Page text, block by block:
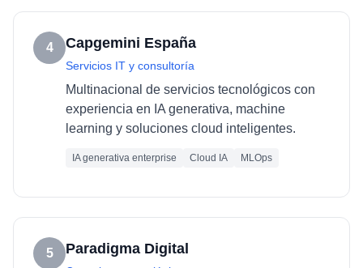
4 Capgemini España
Servicios IT y consultoría
Multinacional de servicios tecnológicos con
experiencia en IA generativa, machine
learning y soluciones cloud inteligentes.
IA generativa enterprise Cloud IA MLOps
5 Paradigma Digital